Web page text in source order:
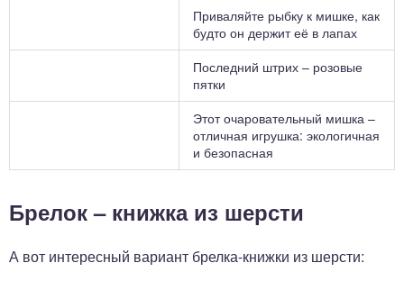
Приваляйте рыбку к мишке, как
будто он держит её в лапах
Последний штрих – розовые
пятки
Этот очаровательный мишка –
отличная игрушка: экологичная
и безопасная
Брелок – книжка из шерсти
А вот интересный вариант брелка-книжки из шерсти: